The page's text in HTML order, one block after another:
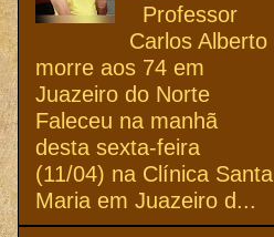
Professor
Carlos Alberto
morre aos 74 em
Juazeiro do Norte
Faleceu na manhã
desta sexta-feira
(11/04) na Clínica Santa
Maria em Juazeiro d...